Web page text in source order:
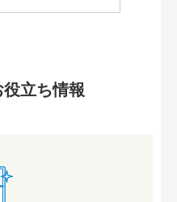
立ち情報